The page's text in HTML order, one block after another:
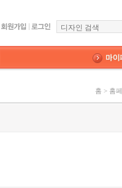
홈 > 홈